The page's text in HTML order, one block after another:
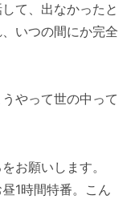
て、出なかったと
いつの間にか完全
やって世の中って
願いします。
1時間特番。こん